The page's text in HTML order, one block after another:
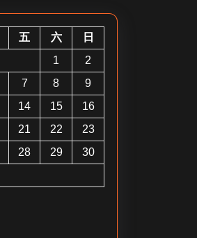
五 六
日
1
2
7 8
9
14 15
16
21 22
23
28 29
30